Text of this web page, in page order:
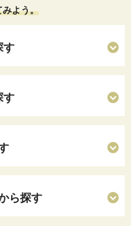
みよう。
す
す
ら探す